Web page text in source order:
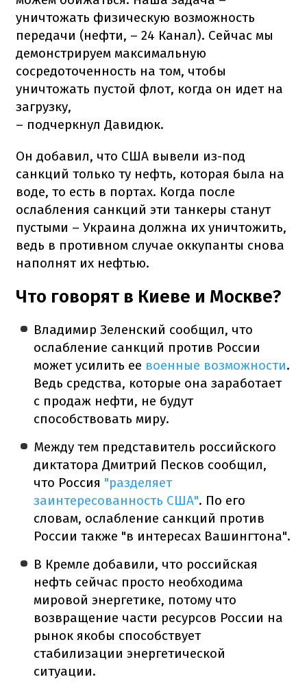
уничтожать физическую возможность
передачи (нефти, – 24 Канал). Сейчас мы
демонстрируем максимальную
сосредоточенность на том, чтобы
уничтожать пустой флот, когда он идет на
загрузку,
– подчеркнул Давидюк.
Он добавил, что США вывели из-под
санкций только ту нефть, которая была на
воде, то есть в портах. Когда после
ослабления санкций эти танкеры станут
пустыми – Украина должна их уничтожить,
ведь в противном случае оккупанты снова
наполнят их нефтью.
Что говорят в Киеве и Москве?
Владимир Зеленский сообщил, что
ослабление санкций против России
может усилить ее военные возможности.
Ведь средства, которые она заработает
с продаж нефти, не будут
способствовать миру.
Между тем представитель российского
диктатора Дмитрий Песков сообщил,
что Россия "разделяет
заинтересованность США". По его
словам, ослабление санкций против
России также "в интересах Вашингтона".
В Кремле добавили, что российская
нефть сейчас просто необходима
мировой энергетике, потому что
возвращение части ресурсов России на
рынок якобы способствует
стабилизации энергетической
ситуации.